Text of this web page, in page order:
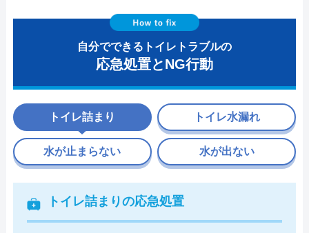
自分でできるトイレトラブルの
応急処置とNG行動
トイレ詰まり
トイレ詰まりの応急処置
トイレ水漏れ
水が止まらない 水が出ない